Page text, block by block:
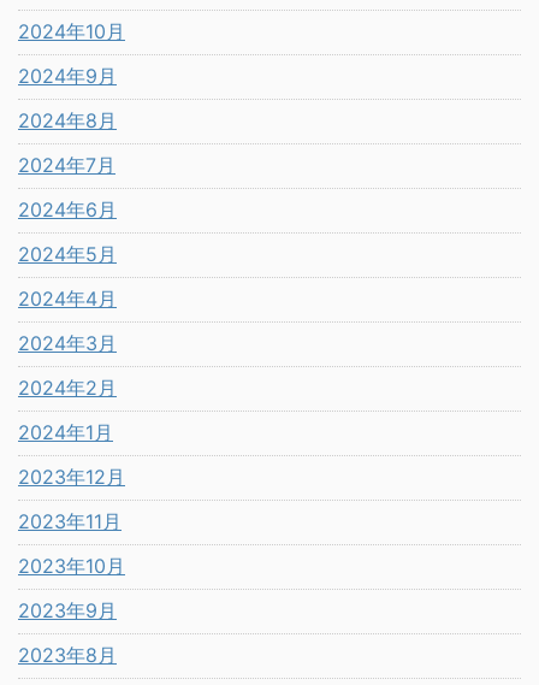
2024年10月
2024年9月
2024年8月
2024年7月
2024年6月
2024年5月
2024年4月
2024年3月
2024年2月
2024年1月
2023年12月
2023年11月
2023年10月
2023年9月
2023年8月